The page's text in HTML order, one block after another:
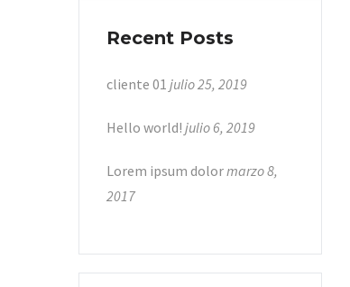
Recent Posts
cliente 01 julio 25, 2019
Hello world! julio 6, 2019
Lorem ipsum dolormarzo 8,
2017